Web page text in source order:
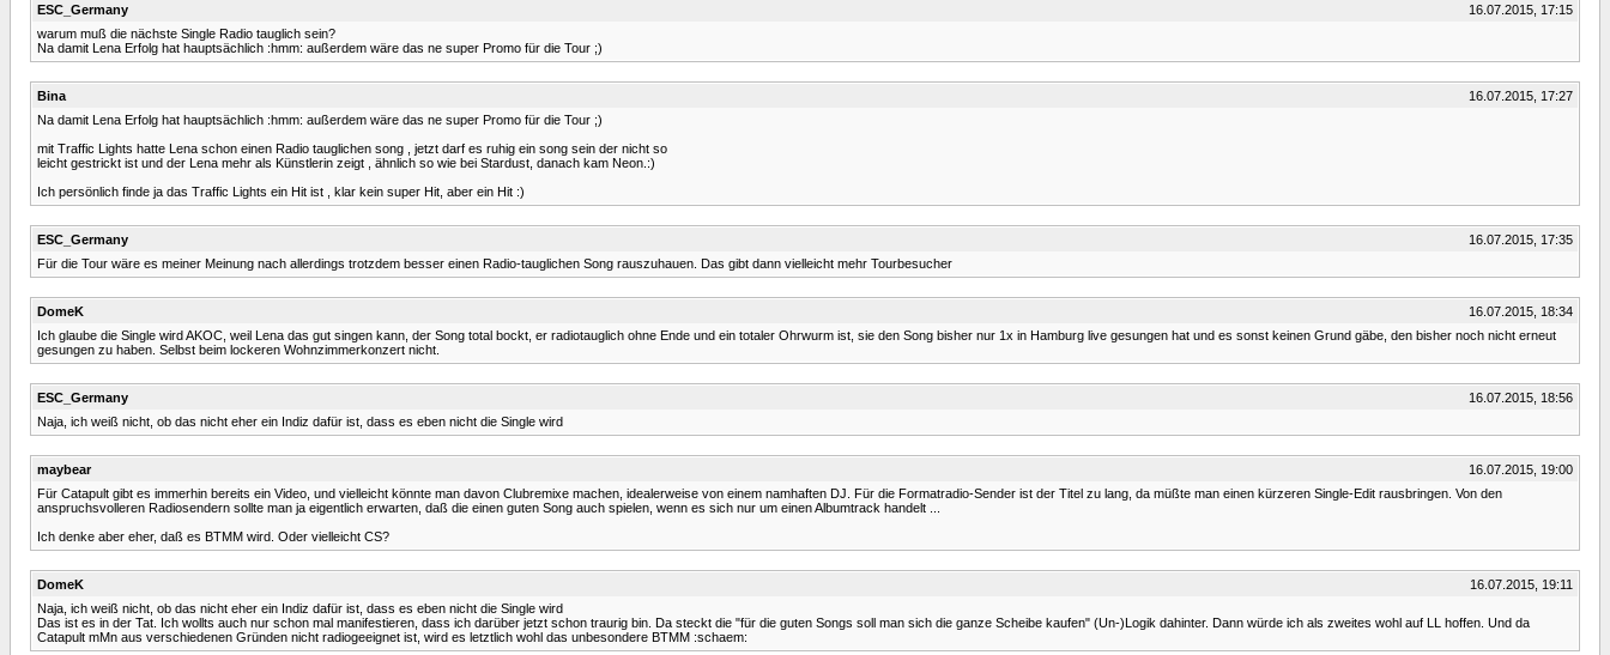
ESC_Germany
16.07.2015, 17:15
warum muß die nächste Single Radio tauglich sein?
Na damit Lena Erfolg hat hauptsächlich :hmm: außerdem wäre das ne super Promo für die Tour ;)
Bina
16.07.2015, 17:27
Na damit Lena Erfolg hat hauptsächlich :hmm: außerdem wäre das ne super Promo für die Tour ;)
mit Traffic Lights hatte Lena schon einen Radio tauglichen song , jetzt darf es ruhig ein song sein der nicht so
leicht gestrickt ist und der Lena mehr als Künstlerin zeigt , ähnlich so wie bei Stardust, danach kam Neon.:)
Ich persönlich finde ja das Traffic Lights ein Hit ist , klar kein super Hit, aber ein Hit :)
ESC_Germany
16.07.2015, 17:35
Für die Tour wäre es meiner Meinung nach allerdings trotzdem besser einen Radio-tauglichen Song rauszuhauen. Das gibt dann vielleicht mehr Tourbesucher
DomeK
16.07.2015, 18:34
Ich glaube die Single wird AKOC, weil Lena das gut singen kann, der Song total bockt, er radiotauglich ohne Ende und ein totaler Ohrwurm ist, sie den Song bisher nur 1x in Hamburg live gesungen hat und es sonst keinen Grund gäbe, den bisher noch nicht erneut
gesungen zu haben. Selbst beim lockeren Wohnzimmerkonzert nicht.
ESC_Germany
16.07.2015, 18:56
Naja, ich weiß nicht, ob das nicht eher ein Indiz dafür ist, dass es eben nicht die Single wird
maybear
16.07.2015, 19:00
Für Catapult gibt es immerhin bereits ein Video, und vielleicht könnte man davon Clubremixe machen, idealerweise von einem namhaften DJ. Für die Formatradio-Sender ist der Titel zu lang, da müßte man einen kürzeren Single-Edit rausbringen. Von den
anspruchsvolleren Radiosendern sollte man ja eigentlich erwarten, daß die einen guten Song auch spielen, wenn es sich nur um einen Albumtrack handelt ...
Ich denke aber eher, daß es BTMM wird. Oder vielleicht CS?
DomeK
16.07.2015, 19:11
Naja, ich weiß nicht, ob das nicht eher ein Indiz dafür ist, dass es eben nicht die Single wird
Das ist es in der Tat. Ich wollts auch nur schon mal manifestieren, dass ich darüber jetzt schon traurig bin. Da steckt die "für die guten Songs soll man sich die ganze Scheibe kaufen" (Un-)Logik dahinter. Dann würde ich als zweites wohl auf LL hoffen. Und da
Catapult mMn aus verschiedenen Gründen nicht radiogeeignet ist, wird es letztlich wohl das unbesondere BTMM :schaem: